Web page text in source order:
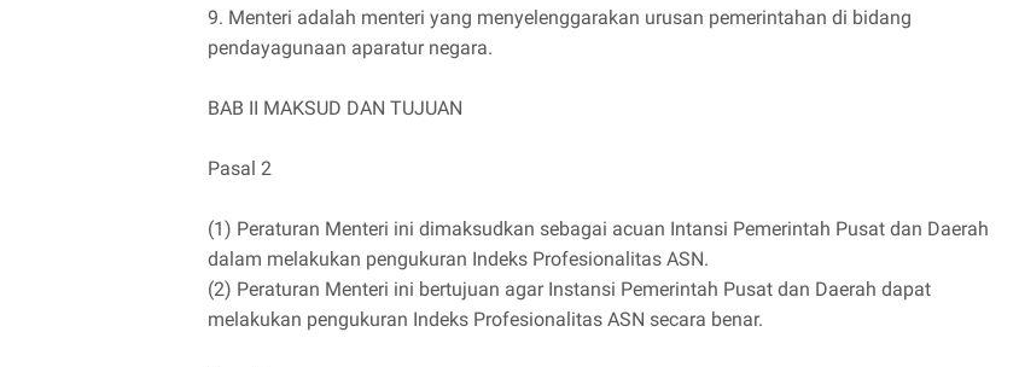
9. Menteri adalah menteri yang menyelenggarakan urusan pemerintahan di bidang
pendayagunaan aparatur negara.
BAB II MAKSUD DAN TUJUAN
Pasal 2
(1) Peraturan Menteri ini dimaksudkan sebagai acuan Intansi Pemerintah Pusat dan Daerah
dalam melakukan pengukuran Indeks Profesionalitas ASN.
(2) Peraturan Menteri ini bertujuan agar Instansi Pemerintah Pusat dan Daerah dapat
melakukan pengukuran Indeks Profesionalitas ASN secara benar.